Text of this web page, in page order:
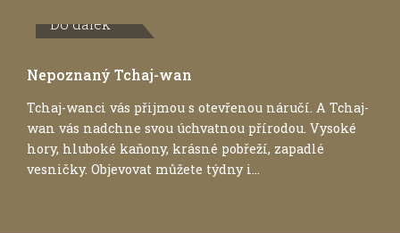
Do dálek
Nepoznaný Tchaj-wan
Tchaj-wanci vás přijmou s otevřenou náručí. A Tchaj-
wan vás nadchne svou úchvatnou přírodou. Vysoké
hory, hluboké kaňony, krásné pobřeží, zapadlé
vesničky. Objevovat můžete týdny i...